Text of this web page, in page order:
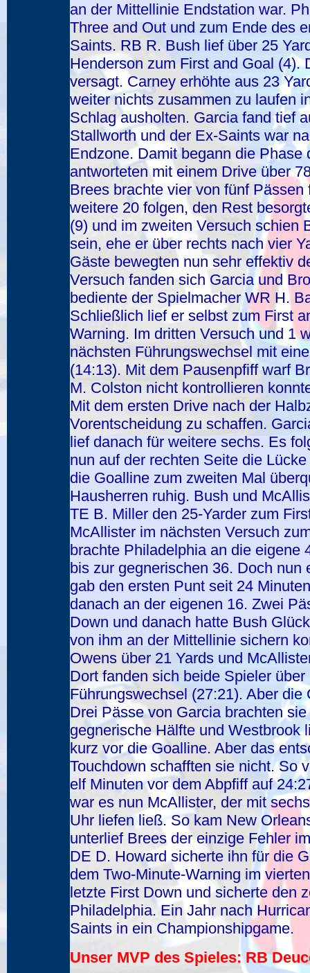
an der Mittellinie Endstation war.
Three and Out und zum Ende des
Saints. RB R. Bush lief über 25
Henderson zum First and Goal (4).
versagt. Carney erhöhte aus 23
weiter nichts zusammen zu laufen
Schlag ausholten. Garcia fand tief
Stallworth und der Ex-Saints war
Endzone. Damit begann die Phase
antworteten mit einem Drive über
Brees brachte vier von fünf
weitere 20 folgen, den Rest
(9) und im zweiten Versuch schien
sein, ehe er über rechts nach vier
Gäste bewegten nun sehr effektiv
Versuch fanden sich Garcia und
bediente der Spielmacher WR H.
Schließlich lief er selbst zum First
Warning. Im dritten Versuch und 1
nächsten Führungswechsel mit
(14:13). Mit dem Pausenpfiff warf
M. Colston nicht kontrollieren
Mit dem ersten Drive nach der
Vorentscheidung zu schaffen.
lief danach für weitere sechs. Es
nun auf der rechten Seite die
die Goalline zum zweiten Mal
Hausherren ruhig. Bush und
TE B. Miller den 25-Yarder zum
McAllister im nächsten Versuch
brachte Philadelphia an die eigene
bis zur gegnerischen 36. Doch
gab den ersten Punt seit 24
danach an der eigenen 16. Zwei
Down und danach hatte Bush
von ihm an der Mittellinie sichern
Owens über 21 Yards und
Dort fanden sich beide Spieler
Führungswechsel (27:21). Aber
Drei Pässe von Garcia brachten
gegnerische Hälfte und Westbrook
kurz vor die Goalline. Aber das
Touchdown schafften sie nicht. So
elf Minuten vor dem Abpfiff auf
war es nun McAllister, der mit
Uhr liefen ließ. So kam New
unterlief Brees der einzige Fehler
DE D. Howard sicherte ihn für die
dem Two-Minute-Warning im
letzte First Down und sicherte den
Philadelphia. Ein Jahr nach
Saints in ein Championshipgame.
Unser MVP des Spieles: RB